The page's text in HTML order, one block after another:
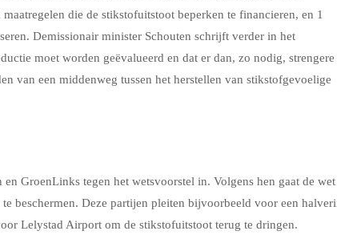
die de stikstofuitstoot beperken te financieren, en 1
Demissionair minister Schouten schrijft verder in het
moet worden geëvalueerd en dat er dan, zo nodig, strengere
van een middenweg tussen het herstellen van stikstofgevoelige
GroenLinks tegen het wetsvoorstel in. Volgens hen gaat de wet
beschermen. Deze partijen pleiten bijvoorbeeld voor een
Lelystad Airport om de stikstofuitstoot terug te dringen.